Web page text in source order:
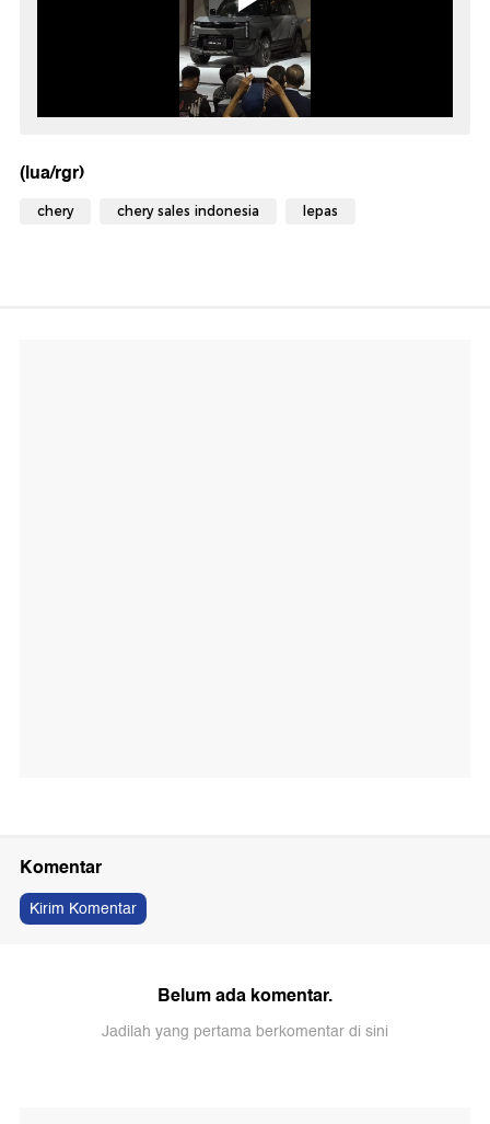
(lua/rgr)
chery chery sales indonesia lepas
Komentar
Kirim Komentar
Belum ada komentar.
Jadilah yang pertama berkomentar di sini